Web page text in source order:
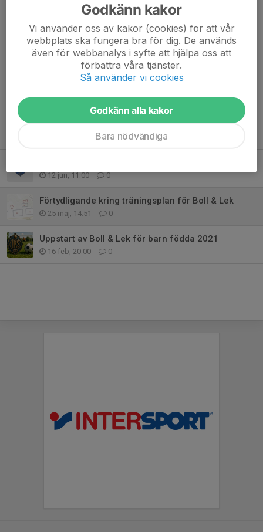
Tack för förståelsen, så ses vi på torsdag!
Dela nyhet
Tidigare nyheter
Nu tar Boll & Lek sommarlov ☀️⚽
0
12 jun, 11:00 0
Förtydligande kring träningsplan för Boll & Lek
25 maj, 14:51 0
Uppstart av Boll & Lek för barn födda 2021
16 feb, 20:00 0
Godkänn kakor
Vi använder oss av kakor (cookies) för att vår
webbplats ska fungera bra för dig. De används
även för webbanalys i syfte att hjälpa oss att
förbättra våra tjänster.
Så använder vi cookies
Godkänn alla kakor
Bara nödvändiga